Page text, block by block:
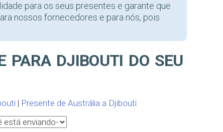
para os seus presentes e garante que
nossos fornecedores e para nós, pois
PARA DJIBOUTI DO SEU
| Presente de Austrália a Djibouti